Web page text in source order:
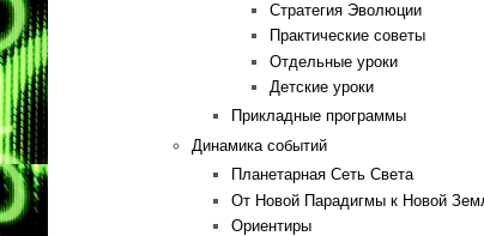
Стратегия Эволюции
Практические советы
Отдельные уроки
Детские уроки
Прикладные программы
Динамика событий
Планетарная Сеть Света
От Новой Парадигмы к Новой
Ориентиры